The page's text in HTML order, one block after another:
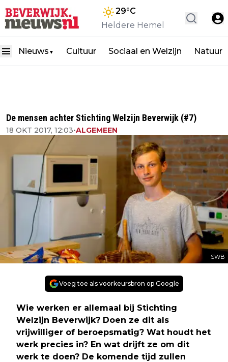
29°C
Heldere Hemel
Nieuws ▼ Cultuur Sociaal en Welzijn Natuur
De mensen achter Stichting Welzijn Beverwijk (#7)
18 OKT 2017, 12:03•ALGEMEEN
SWB
Voeg toe als voorkeursbron op Google
Wie werken er allemaal bij Stichting
Welzijn Beverwijk? Doen ze dit als
vrijwilliger of beroepsmatig? Wat houdt het
werk precies in? En wat drijft ze om dit
werk te doen? De komende tijd zullen